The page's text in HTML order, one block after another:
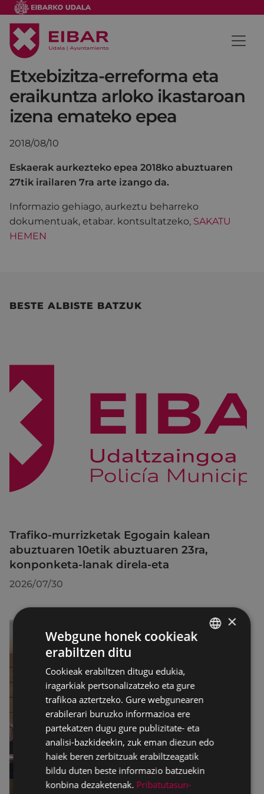
Etxebizitza-erreforma eta
eraikuntza arloko ikastaroan
izena emateko epea
2018/08/10
Eskaerak aurkezteko epea 2018ko abuztuaren
27tik irailaren 7ra arte izango da.
Informazio gehiago, aurkeztu beharreko
dokumentuak, etabar. kontsultatzeko, SAKATU
HEMEN
BESTE ALBISTE BATZUK
Trafiko-murrizketak Egogain kalean
abuztuaren 10etik abuztuaren 23ra,
konponketa-lanak direla-eta
2026/07/30
×
Webgune honek cookieak
erabiltzen ditu
Cookieak erabiltzen ditugu edukia,
iragarkiak pertsonalizatzeko eta gure
trafikoa aztertzeko. Gure webgunearen
erabilerari buruzko informazioa ere
partekatzen dugu gure publizitate- eta
analisi-bazkideekin, zuk eman diezun edo
haiek beren zerbitzuak erabiltzeagatik
bildu duten beste informazio batzuekin
konbina dezaketenak. Pribatutasun-